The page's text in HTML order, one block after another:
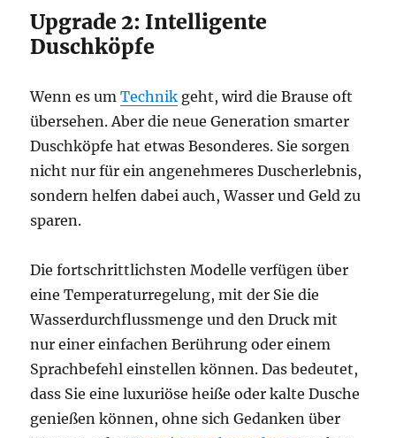
Upgrade 2: Intelligente
Duschköpfe
Wenn es umTechnik geht, wird die Brause oft
übersehen. Aber die neue Generation smarter
Duschköpfe hat etwas Besonderes. Sie sorgen
nicht nur für ein angenehmeres Duscherlebnis,
sondern helfen dabei auch, Wasser und Geld zu
sparen.
Die fortschrittlichsten Modelle verfügen über
eine Temperaturregelung, mit der Sie die
Wasserdurchflussmenge und den Druck mit
nur einer einfachen Berührung oder einem
Sprachbefehl einstellen können. Das bedeutet,
dass Sie eine luxuriöse heiße oder kalte Dusche
genießen können, ohne sich Gedanken über